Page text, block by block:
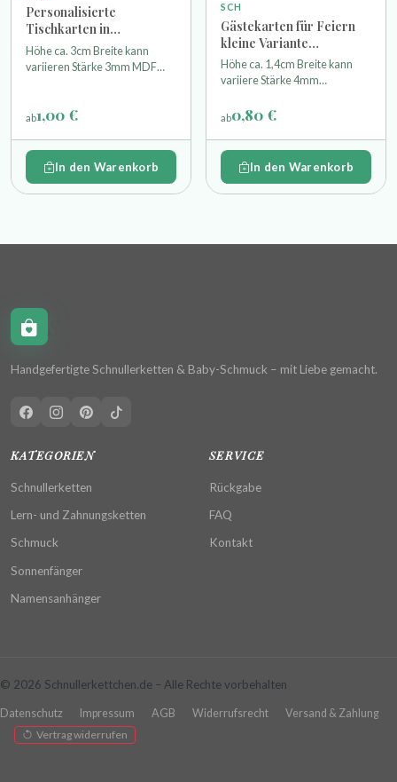
Personalisierte
Tischkarten in
geschwungener Schrift
aus MDF 3mm unlackiert
Höhe ca. 3cm Breite kann
variieren Stärke 3mm MDF
ab1,00 €
In den Warenkorb
SCH
Gästekarten für Feiern
kleine Variante
(Kommunion, Hochzeit
usw.) Holz hell
Höhe ca. 1,4cm Breite kann
variiere Stärke 4mm
ab0,80 €
In den Warenkorb
Handgefertigte Schnullerketten & Baby-Schmuck – mit Liebe gemacht.
KATEGORIEN
Schnullerketten
Lern- und Zahnungsketten
Schmuck
Sonnenfänger
Namensanhänger
SERVICE
Rückgabe
FAQ
Kontakt
© 2026 Schnullerkettchen.de – Alle Rechte vorbehalten
Datenschutz Impressum AGB Widerrufsrecht
Versand & Zahlung
Vertrag widerrufen